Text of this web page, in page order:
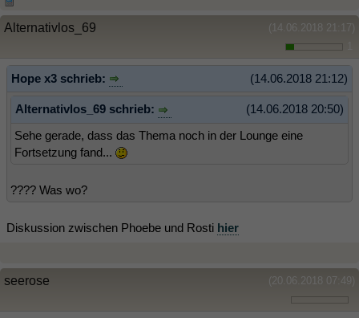
(14.06.2018 21:17)
Alternativlos_69
(14.06.2018 21:12)
Hope x3 schrieb:
(14.06.2018 20:50)
Alternativlos_69 schrieb:
Sehe gerade, dass das Thema noch in der Lounge eine
Fortsetzung fand...
???? Was wo?
Diskussion zwischen Phoebe und Rosti hier
(20.06.2018 07:49)
seerose